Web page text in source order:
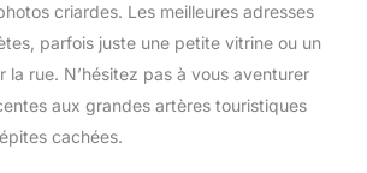
criardes. Les meilleures adresses
parfois juste une petite vitrine ou un
la rue. N’hésitez pas à vous aventurer
aux grandes artères touristiques
cachées.